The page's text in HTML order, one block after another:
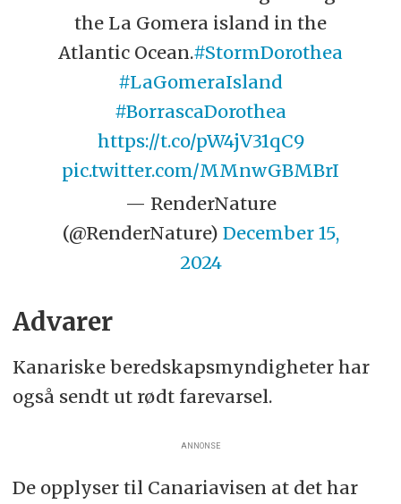
the La Gomera island in the
Atlantic Ocean.#StormDorothea
#LaGomeraIsland
#BorrascaDorothea
https://t.co/pW4jV31qC9
pic.twitter.com/MMnwGBMBrI
— RenderNature
(@RenderNature) December 15,
2024
Advarer
Kanariske beredskapsmyndigheter har
også sendt ut rødt farevarsel.
ANNONSE
De opplyser til Canariavisen at det har